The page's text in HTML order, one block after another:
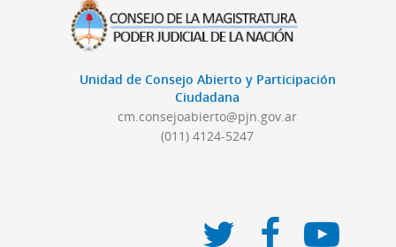
Unidad de Consejo Abierto y Participación
Ciudadana
cm.consejoabierto@pjn.gov.ar
(011) 4124-5247